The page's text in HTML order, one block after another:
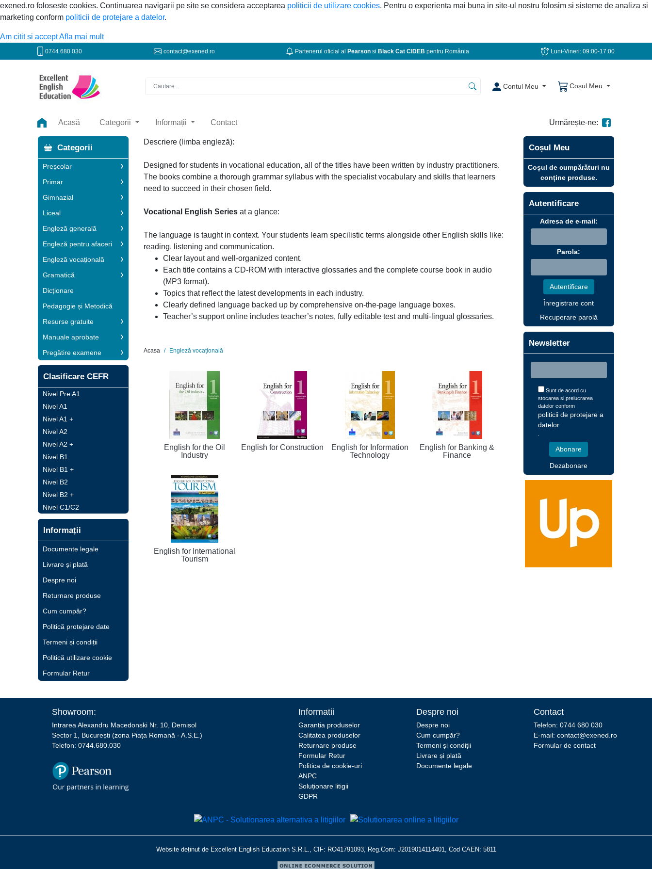
exened.ro foloseste cookies. Continuarea navigarii pe site se considera acceptarea politicii de utilizare cookies. Pentru o experienta mai buna in site-ul nostru folosim si sisteme de analiza si
marketing conform politicii de protejare a datelor.
Am citit si acceptAfla mai mult
0744 680 030 contact@exened.ro Partenerul oficial alPearson siBlack Cat CIDEB pentru România Luni-Vineri: 09:00-17:00
Contul Meu Coșul Meu
Acasă Categorii Informații Contact Urmărește-ne:
Categorii
Preșcolar
Primar
Gimnazial
Liceal
Engleză generală
Engleză pentru afaceri
Engleză vocațională
Gramatică
Dicționare
Pedagogie și Metodică
Resurse gratuite
Manuale aprobate
Pregătire examene
Clasificare CEFR
Nivel Pre A1
Nivel A1
Nivel A1 +
Nivel A2
Nivel A2 +
Nivel B1
Nivel B1 +
Nivel B2
Nivel B2 +
Nivel C1/C2
Informații
Documente legale
Livrare și plată
Despre noi
Returnare produse
Cum cumpăr?
Politică protejare date
Termeni și condiții
Politică utilizare cookie
Formular Retur
Descriere (limba engleză):
Designed for students in vocational education, all of the titles have been written by industry practitioners.
The books combine a thorough grammar syllabus with the specialist vocabulary and skills that learners
need to succeed in their chosen field.
Vocational English Series at a glance:
The language is taught in context. Your students learn specilistic terms alongside other English skills like:
reading, listening and communication.
Clear layout and well-organized content.
Each title contains a CD-ROM with interactive glossaries and the complete course book in audio
(MP3 format).
Topics that reflect the latest developments in each industry.
Clearly defined language backed up by comprehensive on-the-page language boxes.
Teacher’s support online includes teacher’s notes, fully editable test and multi-lingual glossaries.
Acasa Engleză vocațională
English for the Oil
Industry
English for Construction
English for Information
Technology
English for Banking &
Finance
English for International
Tourism
Coșul Meu
Coșul de cumpărături nu
conține produse.
Autentificare
Adresa de e-mail:
Parola:
Înregistrare cont
Recuperare parolă
Newsletter
Sunt de acord cu
stocarea si prelucrarea
datelor conform
politicii de protejare a
datelor
Dezabonare
Showroom:
Intrarea Alexandru Macedonski Nr. 10, Demisol
Sector 1, București (zona Piața Romană - A.S.E.)
Telefon: 0744.680.030
Informatii
Garanția produselor
Calitatea produselor
Returnare produse
Formular Retur
Politica de cookie-uri
ANPC
Soluționare litigii
GDPR
Despre noi
Despre noi
Cum cumpăr?
Termeni și condiții
Livrare și plată
Documente legale
Contact
Telefon: 0744 680 030
E-mail: contact@exened.ro
Formular de contact
Website deținut de Excellent English Education S.R.L., CIF: RO41791093, Reg.Com: J2019014114401, Cod CAEN: 5811